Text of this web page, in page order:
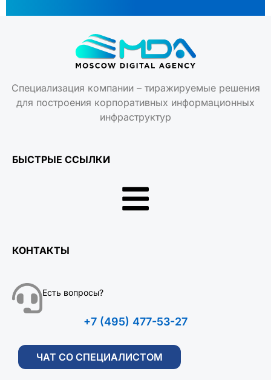
Специализация компании – тиражируемые решения
для построения корпоративных информационных
инфраструктур
БЫСТРЫЕ ССЫЛКИ
КОНТАКТЫ
Есть вопросы?
+7 (495) 477-53-27
ЧАТ СО СПЕЦИАЛИСТОМ